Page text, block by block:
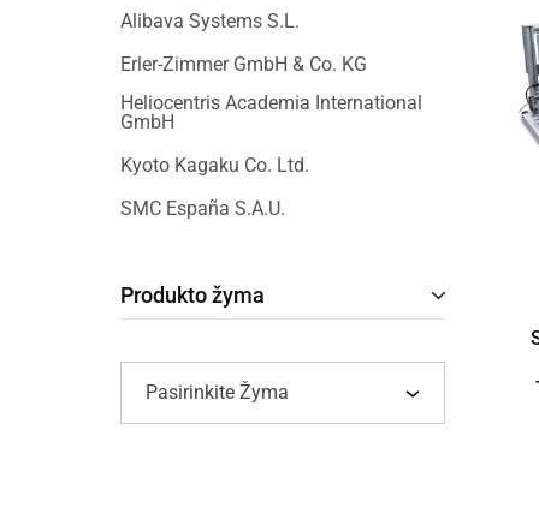
Alibava Systems S.L.
Erler-Zimmer GmbH & Co. KG
Heliocentris Academia International
GmbH
Kyoto Kagaku Co. Ltd.
SMC España S.A.U.
Produkto žyma
Pasirinkite Žyma